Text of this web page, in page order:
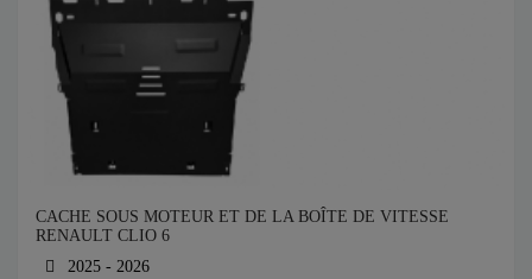
CACHE SOUS MOTEUR ET DE LA BOÎTE DE VITESSE
RENAULT CLIO 6
2025 - 2026